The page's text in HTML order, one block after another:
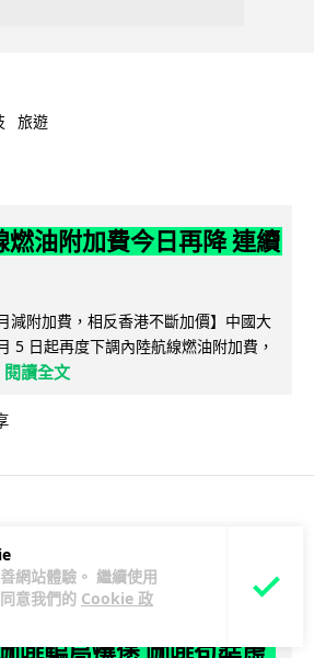
網站體驗。 繼續使用
意我們的 Cookie 政
旅遊
燃油附加費今日再降 連續
減附加費，相反香港不斷加價】中國大
5 日起再度下調內陸航線燃油附加費，
閱讀全文